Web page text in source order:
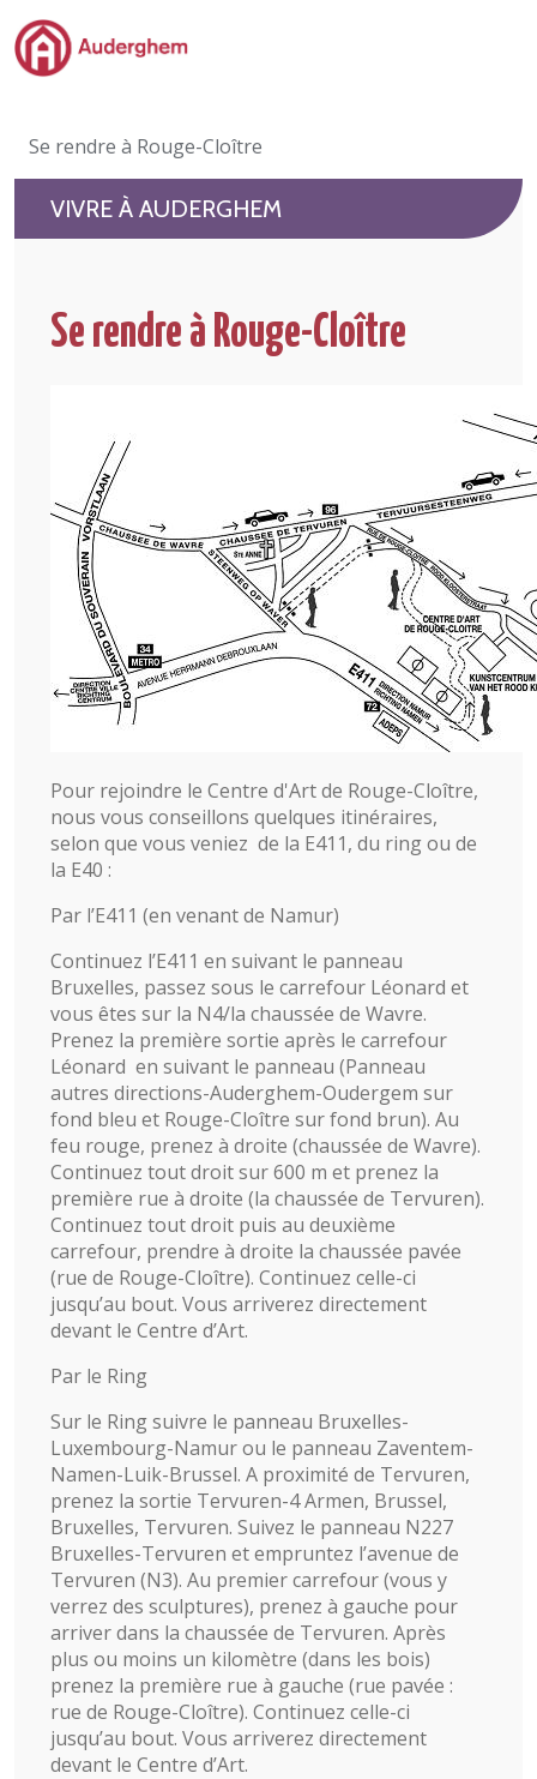
Passer au contenu principal
Événements et vie associative
eGuichet
En 1 clic
Se rendre à Rouge-Cloître
VIVRE À AUDERGHEM
Se rendre à Rouge-Cloître
Pour rejoindre le Centre d'Art de Rouge-Cloître,
nous vous conseillons quelques itinéraires,
selon que vous veniez de la E411, du ring ou de
la E40 :
Par l’E411 (en venant de Namur)
Continuez l’E411 en suivant le panneau
Bruxelles, passez sous le carrefour Léonard et
vous êtes sur la N4/la chaussée de Wavre.
Prenez la première sortie après le carrefour
Léonard en suivant le panneau (Panneau
autres directions-Auderghem-Oudergem sur
fond bleu et Rouge-Cloître sur fond brun). Au
feu rouge, prenez à droite (chaussée de Wavre).
Continuez tout droit sur 600 m et prenez la
première rue à droite (la chaussée de Tervuren).
Continuez tout droit puis au deuxième
carrefour, prendre à droite la chaussée pavée
(rue de Rouge-Cloître). Continuez celle-ci
jusqu’au bout. Vous arriverez directement
devant le Centre d’Art.
Par le Ring
Sur le Ring suivre le panneau Bruxelles-
Luxembourg-Namur ou le panneau Zaventem-
Namen-Luik-Brussel. A proximité de Tervuren,
prenez la sortie Tervuren-4 Armen, Brussel,
Bruxelles, Tervuren. Suivez le panneau N227
Bruxelles-Tervuren et empruntez l’avenue de
Tervuren (N3). Au premier carrefour (vous y
verrez des sculptures), prenez à gauche pour
arriver dans la chaussée de Tervuren. Après
plus ou moins un kilomètre (dans les bois)
prenez la première rue à gauche (rue pavée :
rue de Rouge-Cloître). Continuez celle-ci
jusqu’au bout. Vous arriverez directement
devant le Centre d’Art.